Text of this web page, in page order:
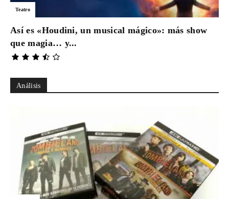
Teatro
Así es «Houdini, un musical mágico»: más show
que magia… y...
Análisis